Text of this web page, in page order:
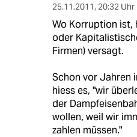
25.11.2011, 20:32 Uhr
Wo Korruption ist,
oder
Firmen) versagt.
Schon vor Jahren
hiess es, "wir
der
wollen, weil wir
zahlen müssen."